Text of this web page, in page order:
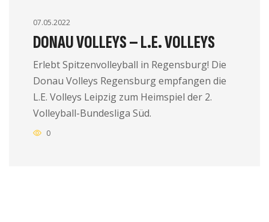
07.05.2022
DONAU VOLLEYS – L.E. VOLLEYS
Erlebt Spitzenvolleyball in Regensburg! Die
Donau Volleys Regensburg empfangen die
L.E. Volleys Leipzig zum Heimspiel der 2.
Volleyball-Bundesliga Süd.
0